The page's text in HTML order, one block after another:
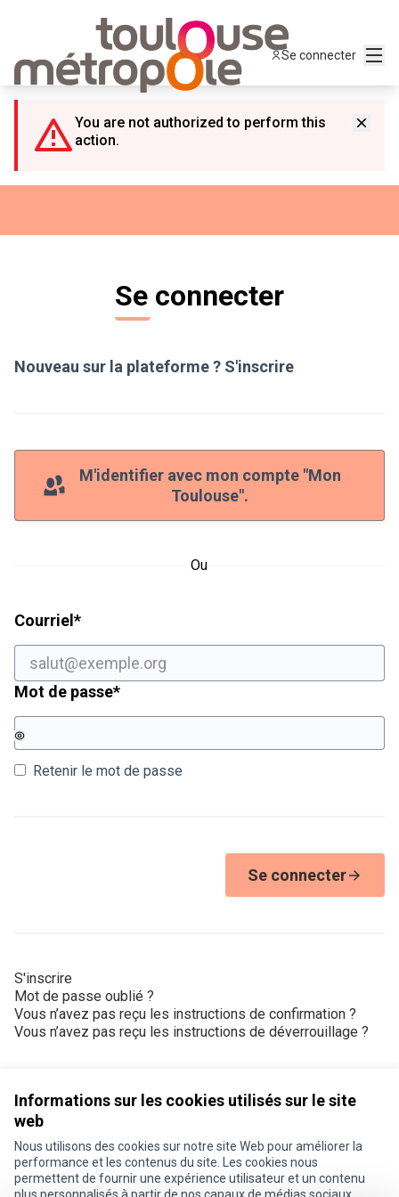
Informations sur les cookies utilisés sur le site
web
Nous utilisons des cookies sur notre site Web pour améliorer la
performance et les contenus du site. Les cookies nous
permettent de fournir une expérience utilisateur et un contenu
Se connecter
You are not authorized to perform this
action.
Se connecter
Nouveau sur la plateforme ? S'inscrire
M'identifier avec mon compte "Mon
Toulouse".
Ou
Courriel *Champ obligatoire
Mot de passe*Champ obligatoire
Retenir le mot de passe
Se connecter
S'inscrire
Mot de passe oublié ?
Vous n’avez pas reçu les instructions de confirmation ?
Vous n’avez pas reçu les instructions de déverrouillage ?
Conditions d'utilisation
Paramètres des cookies
Je participe ! sur X
Je participe ! sur Facebook
Je participe ! sur Instagram